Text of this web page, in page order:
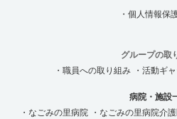
・個人情報保
グループの取
・職員への取り組み
・活動ギ
病院・施設
・なごみの里病院
・なごみの里病院介